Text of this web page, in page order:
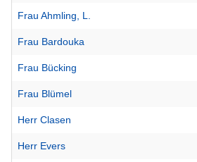
Frau Ahmling, L.
Frau Bardouka
Frau Bücking
Frau Blümel
Herr Clasen
Herr Evers